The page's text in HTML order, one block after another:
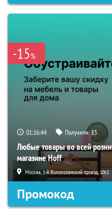
-15%
01:16:43 Получили:83
Любые товары во всей
магазине Hoff
Москва, 1-й Волоколамский проезд, 10с1
Промокод